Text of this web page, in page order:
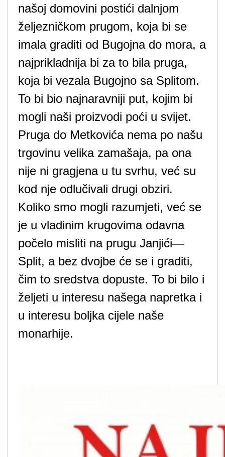
našoj domovini postići dalnjom
željezničkom prugom, koja bi se
imala graditi od Bugojna do mora, a
najprikladnija bi za to bila pruga,
koja bi vezala Bugojno sa Splitom.
To bi bio najnaravniji put, kojim bi
mogli naši proizvodi poći u svijet.
Pruga do Metkovića nema po našu
trgovinu velika zamašaja, pa ona
nije ni gragjena u tu svrhu, već su
kod nje odlučivali drugi obziri.
Koliko smo mogli razumjeti, već se
je u vladinim krugovima odavna
počelo misliti na prugu Janjići—
Split, a bez dvojbe će se i graditi,
čim to sredstva dopuste. To bi bilo i
željeti u interesu našega napretka i
u interesu boljka cijele naše
monarhije.